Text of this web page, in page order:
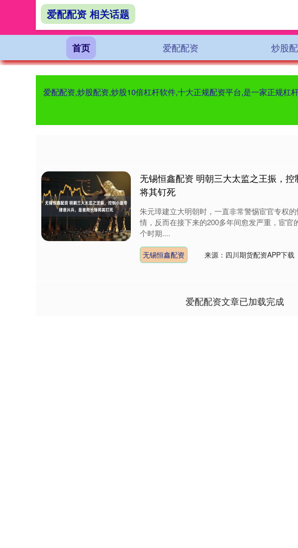
首页 爱配配资 炒股
爱配配资,炒股配资,炒股10倍杠杆软件,十大正规配资平台,是一家正规杠
爱配配资 相关话题
无锡恒鑫配资 明朝三大太监之王振，
将其钉死
朱元璋建立大明朝时，一直非常警惕宦官专权
情，反而在接下来的200多年间愈发严重，宦
个时期....
无锡恒鑫配资 来源：四川期货配资APP下载
爱配配资文章已加载完成